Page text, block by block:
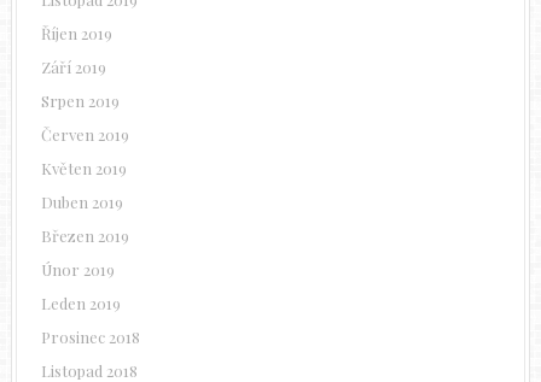
Říjen 2019
Září 2019
Srpen 2019
Červen 2019
Květen 2019
Duben 2019
Březen 2019
Únor 2019
Leden 2019
Prosinec 2018
Listopad 2018